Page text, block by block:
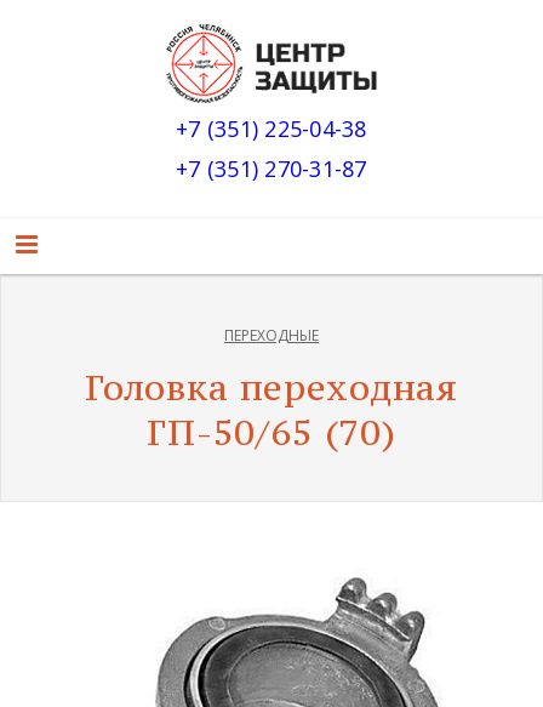
+7 (351) 225-04-38
+7 (351) 270-31-87
ПЕРЕХОДНЫЕ
Головка переходная
ГП-50/65 (70)